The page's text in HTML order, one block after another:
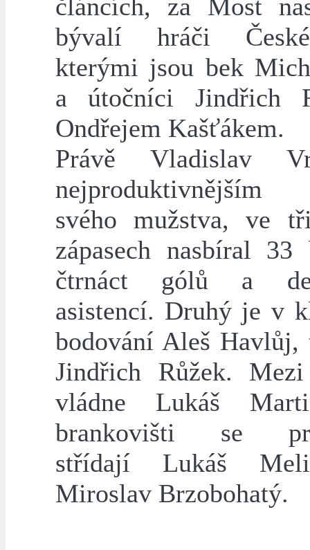
článcích, za Most
bývalí hráči
kterými jsou bek
a útočníci Jindřich
Ondřejem Kašťákem.
Právě Vladislav
nejproduktivnějším
svého mužstva, ve
zápasech nasbíral 33
čtrnáct gólů a
asistencí. Druhý je v
bodování Aleš Havlůj,
Jindřich Růžek.
vládne Lukáš
brankovišti se
střídají Lukáš
Miroslav Brzobohatý.